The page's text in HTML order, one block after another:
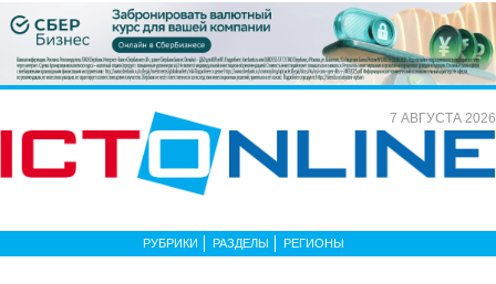
7 АВГУСТА 2026
РУБРИКИ РАЗДЕЛЫ РЕГИОНЫ